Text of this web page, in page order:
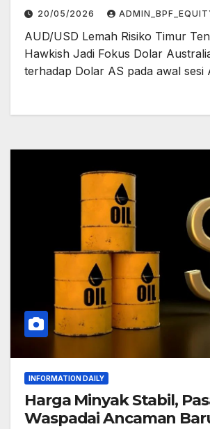
20/05/2026
AUD/USD Lemah Risiko Timur
Hawkish Jadi Fokus Dolar
terhadap Dolar AS pada awal sesi
INFORMATION DAILY
Harga Minyak Stabil,
Waspadai Ancaman